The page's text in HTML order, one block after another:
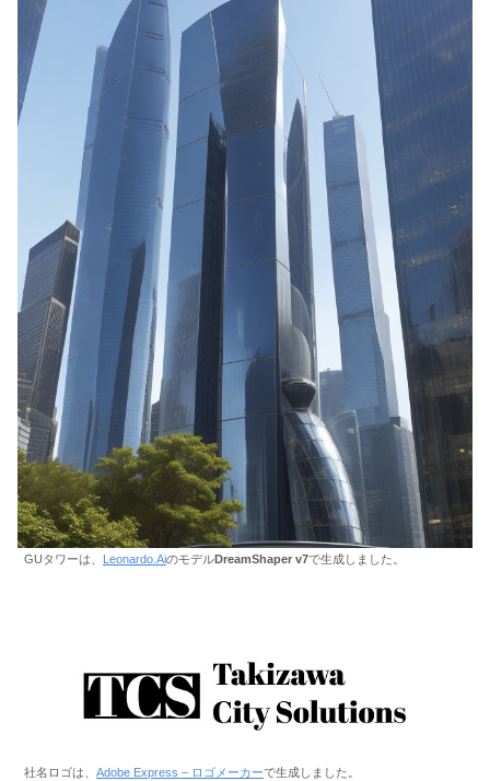
GUタワーは、 Leonardo.AiのモデルDreamShaper v7で生成しました。
社名ロゴは、 Adobe Express – ロゴメーカーで生成しました。